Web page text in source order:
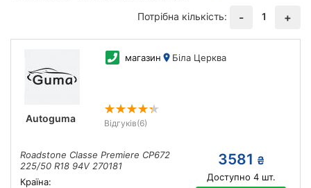
Потрібна кількість:
- 1 +
Autoguma
магазин Біла Церква
Відгуків(6)
Roadstone Classe Premiere CP672
225/50 R18 94V 270181
Країна:
3581 ₴
Доступно 4шт.